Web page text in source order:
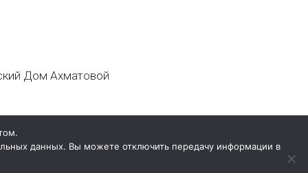
Дом Ахматовой
данных. Вы можете отключить передачу информации в